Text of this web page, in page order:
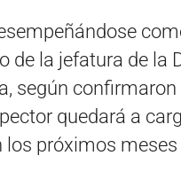
de la jefatura de la
según
quedará a
los próximos